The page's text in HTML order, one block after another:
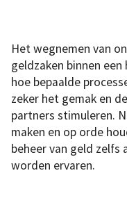
Het wegnemen van
geldzaken binnen
hoe bepaalde
zeker het gemak en
partners stimuleren.
maken en op orde
beheer van geld zelfs
worden ervaren.